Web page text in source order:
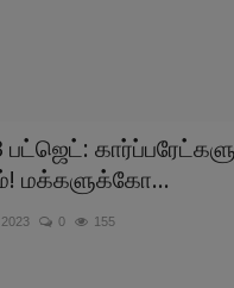
பட்ஜெட்:
மக்களுக்கோ...
0 155